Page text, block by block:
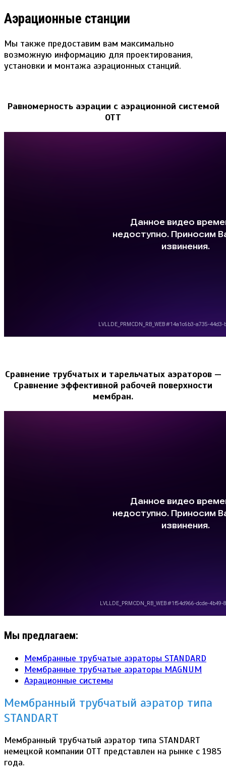
Аэрационные станции
Мы также предоставим вам максимально
возможную информацию для проектирования,
установки и монтажа аэрационных станций.
Равномерность аэрации с аэрационной системой
ОТТ
Сравнение трубчатых и тарельчатых аэраторов —
Сравнение эффективной рабочей поверхности
мембран.
Мы предлагаем:
Мембранные трубчатые аэраторы STANDARD
Мембранные трубчатые аэраторы MAGNUM
Аэрационные системы
Мембранный трубчатый аэратор типа
STANDART
Мембранный трубчатый аэратор типа STANDART
немецкой компании OTT представлен на рынке с 1985
года.